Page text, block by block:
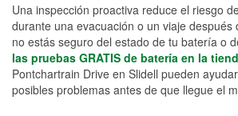
Una inspección proactiva reduce el riesgo
durante una evacuación o un viaje después
no estás seguro del estado de tu batería o
las pruebas GRATIS de batería en la
Pontchartrain Drive en Slidell pueden
posibles problemas antes de que llegue el